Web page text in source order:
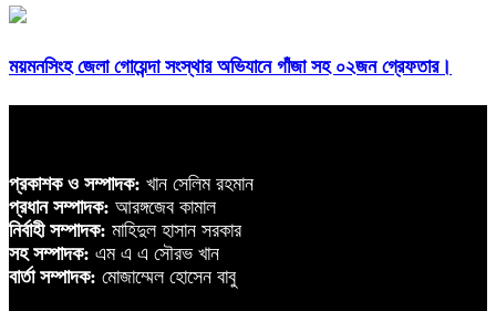
ময়মনসিংহ জেলা গোয়েন্দা সংস্থার অভিযানে গাঁজা সহ ০২জন গ্রেফতার।
প্রকাশক ও সম্পাদক: খান সেলিম রহমান
প্রধান সম্পাদক: আরঙ্গজেব কামাল
নির্বাহী সম্পাদক: মাহিদুল হাসান সরকার
সহ সম্পাদক: এম এ এ সৌরভ খান
বার্তা সম্পাদক: মোজাম্মেল হোসেন বাবু